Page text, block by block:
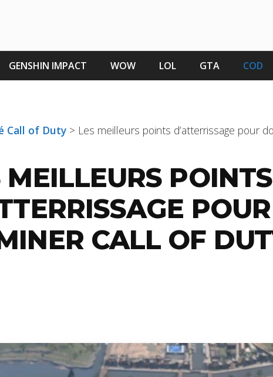
GENSHIN IMPACT WOW LOL GTA COD
Call of Duty > Les meilleurs points d’atterrissage pour
MEILLEURS POINTS
POUR
CALL OF